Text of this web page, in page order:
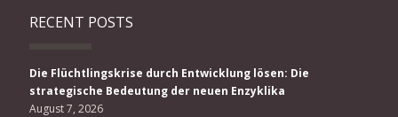
RECENT POSTS
Die Flüchtlingskrise durch Entwicklung lösen: Die
strategische Bedeutung der neuen Enzyklika
August 7, 2026